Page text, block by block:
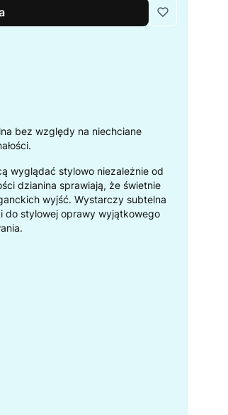
bez względy na niechciane
wyglądać stylowo niezależnie od
dzianina sprawiają, że świetnie
wyjść. Wystarczy subtelna
do stylowej oprawy wyjątkowego